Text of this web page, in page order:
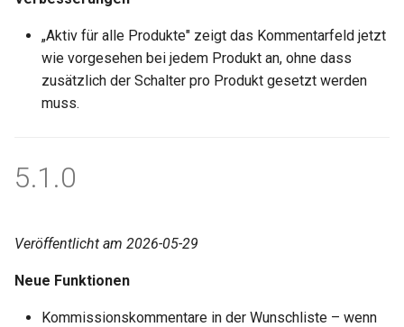
„Aktiv für alle Produkte" zeigt das Kommentarfeld jetzt
wie vorgesehen bei jedem Produkt an, ohne dass
zusätzlich der Schalter pro Produkt gesetzt werden
muss.
5.1.0
Veröffentlicht am 2026-05-29
Neue Funktionen
Kommissionskommentare in der Wunschliste – wenn